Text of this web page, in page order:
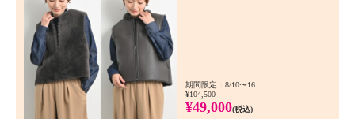
期間限定：8/10〜16
¥104,500
¥49,000(税込)